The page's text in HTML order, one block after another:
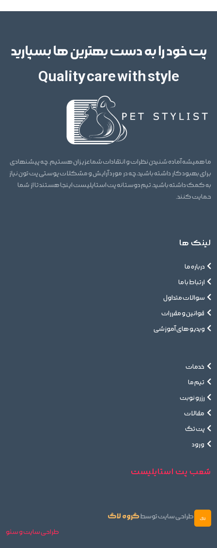
پت خود را به دست بهترین ها بسپارید
Quality care with style
ما همیشه آماده شنیدن نظرات و انتقادات شما عزیزان هستیم. چه پیشنهادی
برای بهبود کار داشته باشید، چه در مورد آرایش و مشکلات پوستی پت تون نیاز
به کمک داشته باشید، تیم دوستانه پت استایلیست اینجا هستند تا از شما
حمایت کنند.
لینک ها
درباره ما
ارتباط با ما
سوالات متداول
قوانین و مقررات
ویدیو های آموزشی
خدمات
تیم ما
رزرو نوبت
مقالات
پت تگ
ورود
شعب پت استایلیست
طراحی سایت توسطگروه لاگ
طراحی سایت و سئو